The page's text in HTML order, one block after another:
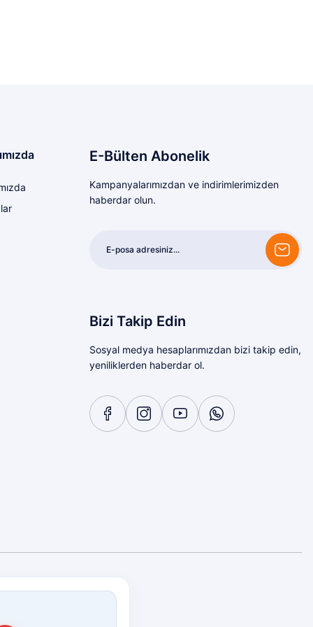
E-Bülten Abonelik
Kampanyalarımızdan ve indirimlerimizden
haberdar olun.
Bizi Takip Edin
Sosyal medya hesaplarımızdan bizi takip edin,
yeniliklerden haberdar ol.